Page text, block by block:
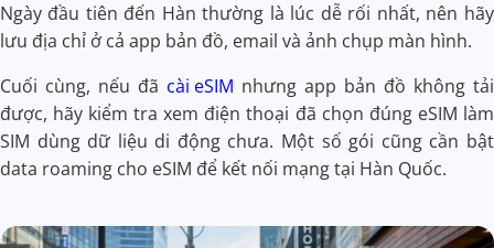
Ngày đầu tiên đến Hàn thường là lúc dễ rối nhất, nên hãy
lưu địa chỉ ở cả app bản đồ, email và ảnh chụp màn hình.
Cuối cùng, nếu đã cài eSIM nhưng app bản đồ không tải
được, hãy kiểm tra xem điện thoại đã chọn đúng eSIM làm
SIM dùng dữ liệu di động chưa. Một số gói cũng cần bật
data roaming cho eSIM để kết nối mạng tại Hàn Quốc.